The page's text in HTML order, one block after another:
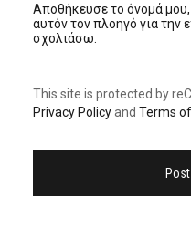
Αποθήκευσε το όνομά
αυτόν τον πλοηγό για την
σχολιάσω.
This site is protected by
Privacy Policyand Terms